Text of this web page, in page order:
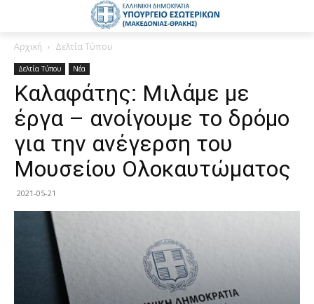
Αρχική Δελτία Τύπου
Δελτία Τύπου Νέα
Καλαφάτης: Μιλάμε με
έργα – ανοίγουμε το δρόμο
για την ανέγερση του
Μουσείου Ολοκαυτώματος
2021-05-21